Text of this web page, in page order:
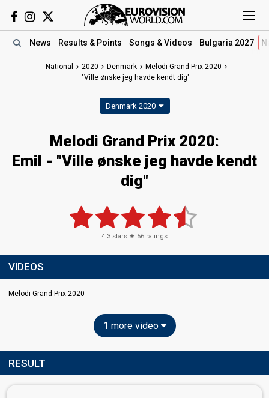
News Results & Points Songs & Videos Bulgaria 2027
National 2020 Denmark
Melodi Grand Prix 2020
"Ville ønske jeg havde kendt dig"
Denmark 2020
Melodi Grand Prix 2020:
Emil - "Ville ønske jeg havde kendt
dig"
4.3 stars ★ 56 ratings
VIDEOS
Melodi Grand Prix 2020
1 more video
RESULT